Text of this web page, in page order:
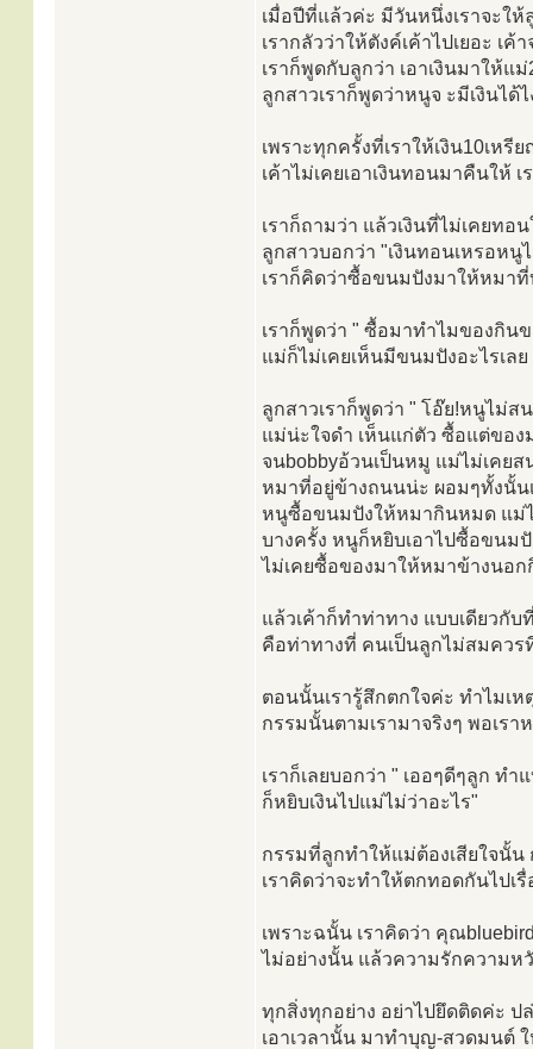
เมื่อปีที่แล้วค่ะ มีวันหนึ่งเราจะใ
เรากลัวว่าให้ตังค์เค้าไปเยอะ เ
เราก็พูดกับลูกว่า เอาเงินมาให้
ลูกสาวเราก็พูดว่าหนูจ ะมีเงินได้
เพราะทุกครั้งที่เราให้เงิน10เห
เค้าไม่เคยเอาเงินทอนมาคืนให้
เราก็ถามว่า แล้วเงินที่ไม่เคยท
ลูกสาวบอกว่า "เงินทอนเหรอหนู
เราก็คิดว่าซื้อขนมปังมาให้หมา
เราก็พูดว่า " ซื้อมาทำไมของกิน
แม่ก็ไม่เคยเห็นมีขนมปังอะไรเลย
ลูกสาวเราก็พูดว่า " โอ๊ย!หนูไม่ส
แม่น่ะใจดำ เห็นแก่ตัว ซื้อแต่ของ
จนbobbyอ้วนเป็นหมู แม่ไม่เคย
หมาที่อยู่ข้างถนนน่ะ ผอมๆทั้งนั้น
หนูซื้อขนมปังให้หมากินหมด แม่ไ
บางครั้ง หนูก็หยิบเอาไปซื้อขนม
ไม่เคยซื้อของมาให้หมาข้างนอก
แล้วเค้าก็ทำท่าทาง แบบเดียวกั
คือท่าทางที่ คนเป็นลูกไม่สมคว
ตอนนั้นเรารู้สึกตกใจค่ะ ทำไมเ
กรรมนั้นตามเรามาจริงๆ พอเรา
เราก็เลยบอกว่า " เออๆดีๆลูก
ก็หยิบเงินไปแม่ไม่ว่าอะไร"
กรรมที่ลูกทำให้แม่ต้องเสียใจนั้
เราคิดว่าจะทำให้ตกทอดกันไปเรื่
เพราะฉนั้น เราคิดว่า คุณ
ไม่อย่างนั้น แล้วความรักความห
ทุกสิ่งทุกอย่าง อย่าไปยึดติดค่ะ ป
เอาเวลานั้น มาทำบุญ-สวดมนต์